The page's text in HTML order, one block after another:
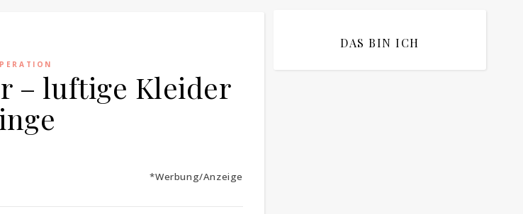
– luftige Kleider
*Werbung/Anzeige
DAS BIN ICH